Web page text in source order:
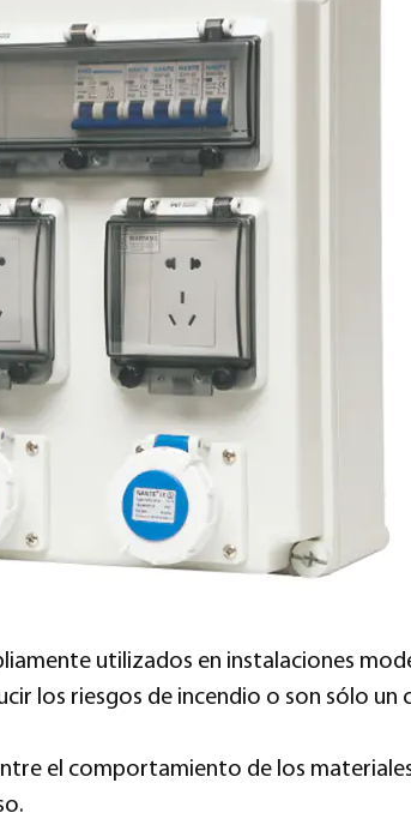
utilizados en instalaciones
los riesgos de incendio o son sólo un
el comportamiento de los